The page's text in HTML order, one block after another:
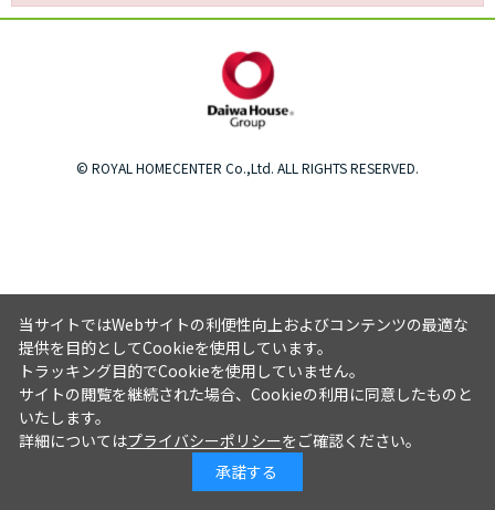
© ROYAL HOMECENTER Co.,Ltd. ALL RIGHTS RESERVED.
当サイトではWebサイトの利便性向上およびコンテンツの最適な
提供を目的としてCookieを使用しています。
トラッキング目的でCookieを使用していません。
サイトの閲覧を継続された場合、Cookieの利用に同意したものと
いたします。
詳細についてはプライバシーポリシーをご確認ください。
承諾する